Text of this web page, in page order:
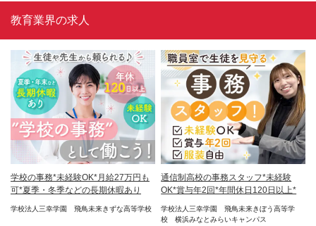
教育業界の求人
学校の事務*未経験OK*月給27万円も
可*夏季・冬季などの長期休暇あり
学校法人三幸学園 飛鳥未来きずな高等学校
通信制高校の事務スタッフ*未経験
OK*賞与年2回*年間休日120日以上*
学校法人三幸学園 飛鳥未来きぼう高等学
校 横浜みなとみらいキャンパス